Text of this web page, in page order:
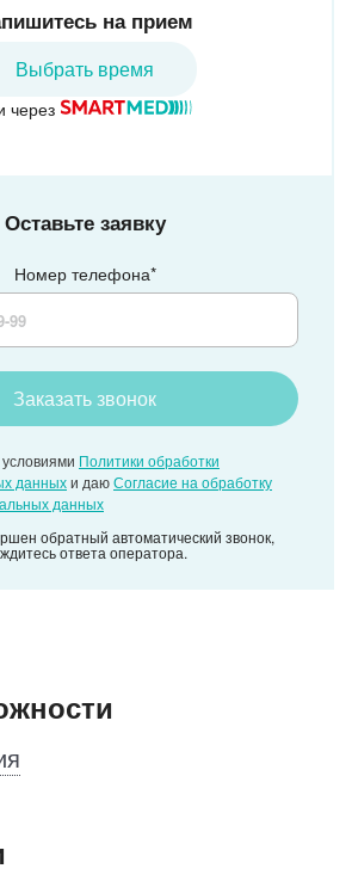
Оставьте заявку
Номер телефона*
Заказать звонок
Политики обработки
данныхи даюСогласие на обработку
данных
обратный автоматический звонок,
ответа оператора.
на прием
Выбрать время
через